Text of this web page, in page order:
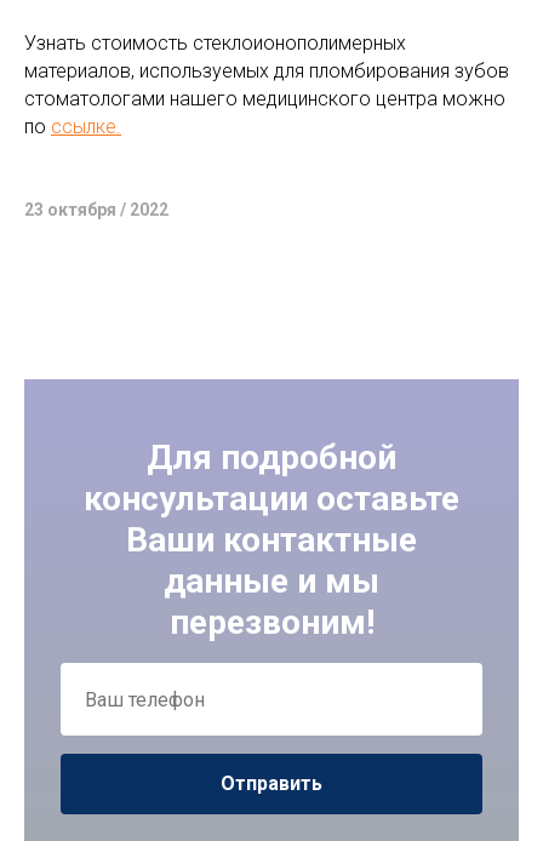
Узнать стоимость стеклоионополимерных
материалов, используемых для пломбирования зубов
стоматологами нашего медицинского центра можно
по ссылке.
23 октября / 2022
Для подробной
консультации оставьте
Ваши контактные
данные и мы
перезвоним!
Отправить